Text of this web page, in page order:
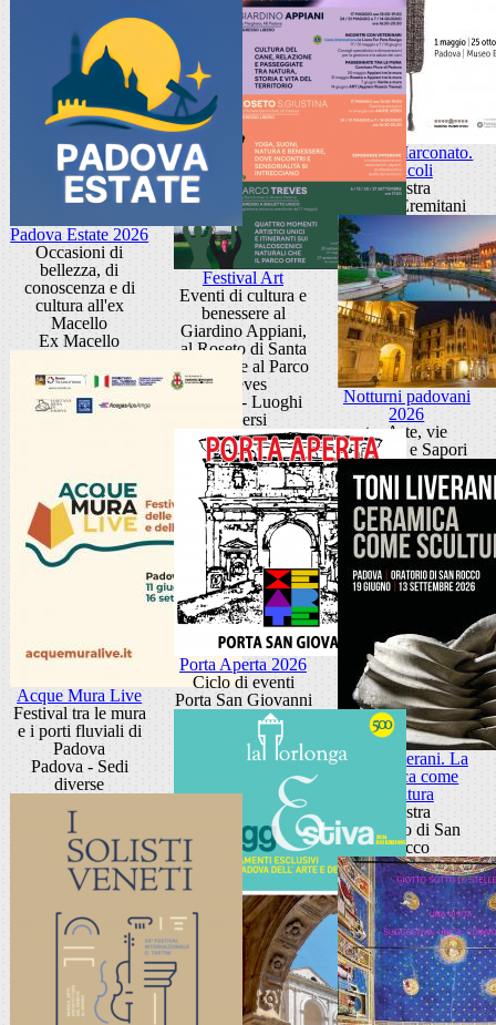
Sandra Marconato.
Oracoli
Mostra
Museo Eremitani
Festival Art
Eventi di cultura e
benessere al
Giardino Appiani,
al Roseto di Santa
Giustina e al Parco
Treves
Padova - Luoghi
diversi
Padova Estate 2026
Occasioni di
bellezza, di
conoscenza e di
cultura all'ex
Macello
Ex Macello
Notturni padovani
2026
tra Arte, vie
d'Acqua e Sapori
Acque Mura Live
Festival tra le mura
e i porti fluviali di
Padova
Padova - Sedi
diverse
Porta Aperta 2026
Ciclo di eventi
Porta San Giovanni
Toni Liverani. La
ceramica come
scultura
Mostra
Oratorio di San
Rocco